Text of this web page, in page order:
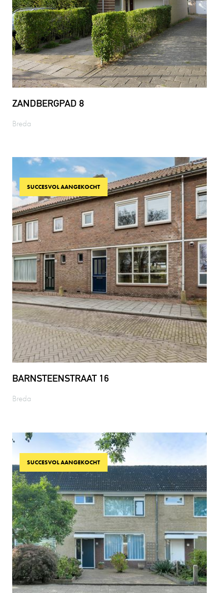
ZANDBERGPAD 8
Breda
SUCCESVOL AANGEKOCHT
BARNSTEENSTRAAT 16
Breda
SUCCESVOL AANGEKOCHT